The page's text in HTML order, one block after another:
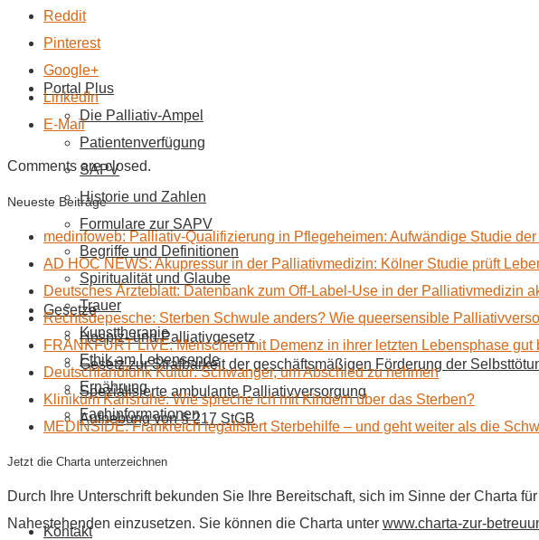
Portal Plus
Die Palliativ-Ampel
Patientenverfügung
SAPV
Historie und Zahlen
Formulare zur SAPV
Begriffe und Definitionen
Spiritualität und Glaube
Trauer
Kunsttherapie
Ethik am Lebensende
Ernährung
Fachinformationen
Gesetze
Hospiz- und Palliativgesetz
Gesetz zur Strafbarkeit der geschäftsmäßigen Förderung der
Spezialisierte ambulante Palliativversorgung
Aufhebung von § 217 StGB
Kontakt
Reddit
Pinterest
Google+
LinkedIn
E-Mail
Comments are closed.
Neueste Beiträge
medinfoweb: Palliativ-Qualifizierung in Pflegeheimen: Aufwändige Studie
AD HOC NEWS: Akupressur in der Palliativmedizin: Kölner Studie prüft
Deutsches Ärzteblatt: Datenbank zum Off-Label-Use in der Palliativmedizin
Rechtsdepesche: Sterben Schwule anders? Wie queersensible
FRANKFURT LIVE: Menschen mit Demenz in ihrer letzten Lebensphase gut
Deutschlandfunk Kultur: Schwanger, um Abschied zu nehmen
Klinikum Karlsruhe: Wie spreche ich mit Kindern über das Sterben?
MEDINSIDE: Frankreich legalisiert Sterbehilfe – und geht weiter als die
Jetzt die Charta unterzeichnen
Durch Ihre Unterschrift bekunden Sie Ihre Bereitschaft, sich im Sinne der Charta
Nahestehenden einzusetzen. Sie können die Charta unter www.charta-zur-